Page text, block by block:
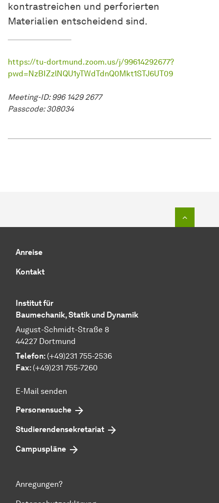
kontrastreichen und perforierten
Materialien entscheidend sind.
https://tu-dortmund.zoom.us/j/99614292677?
pwd=NzBIZzlNQU1yTWdTdnQ0Mkt1STJ6UT09
Meeting-ID: 996 1429 2677
Passcode: 308034
Anreise
Kontakt
Institut für
Baumechanik, Statik und Dynamik
August-Schmidt-Straße 8
44227 Dortmund
Telefon: (+49)231 755-2536
Fax: (+49)231 755-7260
E-Mail senden
Personensuche
Studierendensekretariat
Campuspläne
Anregungen?